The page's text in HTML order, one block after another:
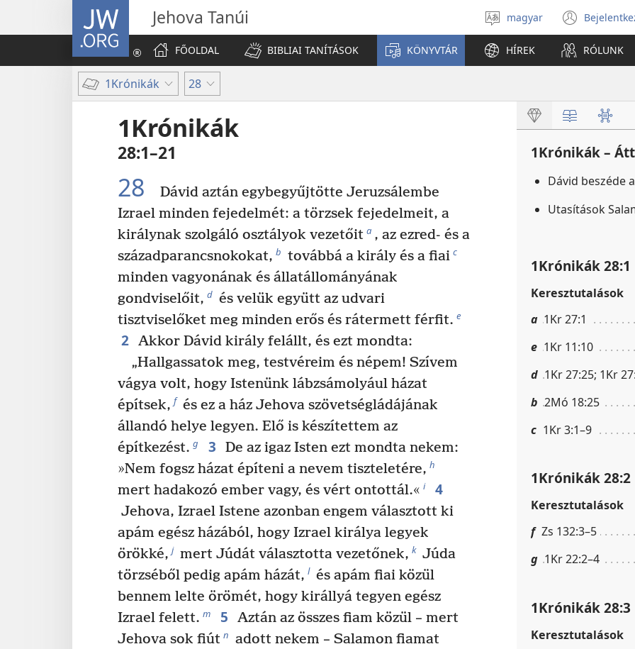
JW.ORG Jehova Tanúi
Válassz
nyelvet
magyar
new
FŐOLDAL BIBLIAI TANÍTÁSOK KÖNYVTÁR HÍREK RÓLUNK
1Krónikák 28
1Krónikák
28:1–21
28
Dávid aztán egybegyűjtötte Jeruzsálembe
Izrael minden fejedelmét: a törzsek fejedelmeit, a
királynak szolgáló osztályok vezetőit a , az ezred- és a
századparancsnokokat, b továbbá a király és a fiai c
minden vagyonának és állatállományának
gondviselőit, d és velük együtt az udvari
tisztviselőket meg minden erős és rátermett férfit. e
2 Akkor Dávid király felállt, és ezt mondta:
„Hallgassatok meg, testvéreim és népem! Szívem
vágya volt, hogy Istenünk lábzsámolyául házat
építsek, f és ez a ház Jehova szövetségládájának
állandó helye legyen. Elő is készítettem az
építkezést. g 3
De az igaz Isten ezt mondta nekem:
»Nem fogsz házat építeni a nevem tiszteletére, h
mert hadakozó ember vagy, és vért ontottál.« i 4
Jehova, Izrael Istene azonban engem választott ki
apám egész házából, hogy Izrael királya legyek
örökké, j mert Júdát választotta vezetőnek, k Júda
törzséből pedig apám házát, l és apám fiai közül
bennem lelte örömét, hogy királlyá tegyen egész
Izrael felett. m 5
Aztán az összes fiam közül – mert
Jehova sok fiút n adott nekem – Salamon fiamat
1Krónikák –
Dávid beszéde
Utasítások
1Krónikák 28:1
Keresztutalások
a 1Kr 27:1
e 1Kr 11:10
d 1Kr 27:25; 1Kr
b 2Mó 18:25
c 1Kr 3:1–9
1Krónikák 28:2
Keresztutalások
f Zs 132:3–5
g 1Kr 22:2–4
1Krónikák 28:3
Keresztutalások